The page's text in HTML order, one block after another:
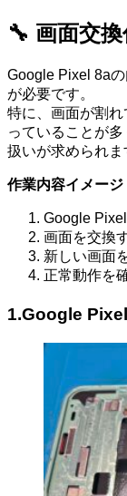
🔧 画面交
Google Pixel 8a
が必要です。
特に、画面が割
っていることが
扱いが求められま
作業内容イメージ
Google
画面を交換
新しい画面
正常動作を
1.Google